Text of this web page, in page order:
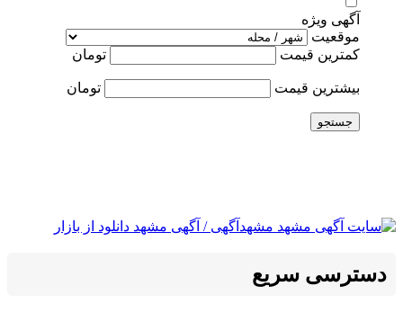
آگهی ویژه
موقعیت
کمترین قیمت
تومان
بیشترین قیمت تومان
جستجو
دسترسی سریع